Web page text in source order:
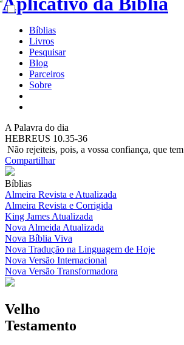
Bíblias
Livros
Pesquisar
Blog
Parceiros
Sobre
A Palavra do dia
HEBREUS 10.35-36
Não rejeiteis, pois, a vossa confiança, que
Compartilhar
Bíblias
Almeira Revista e Atualizada
Almeira Revista e Corrigida
King James Atualizada
Nova Almeida Atualizada
Nova Bíblia Viva
Nova Tradução na Linguagem de Hoje
Nova Versão Internacional
Nova Versão Transformadora
Velho
Testamento